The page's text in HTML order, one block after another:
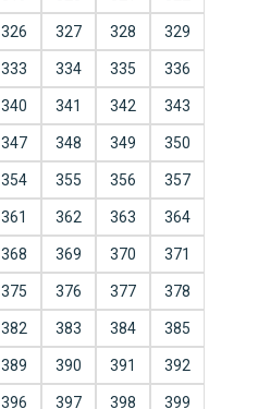
326 327 328 329
333 334 335 336
340 341 342 343
347 348 349 350
354 355 356 357
361 362 363 364
368 369 370 371
375 376 377 378
382 383 384 385
389 390 391 392
396 397 398 399